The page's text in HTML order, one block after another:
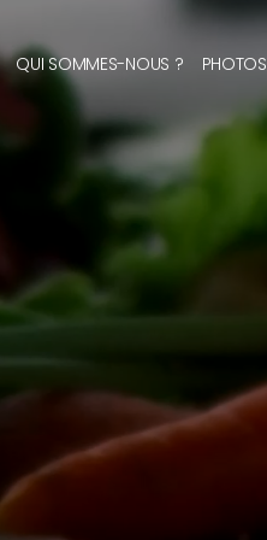
QUI SOMMES-NOUS ? PHOTOS